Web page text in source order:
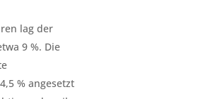
lag der
9 %. Die
% angesetzt